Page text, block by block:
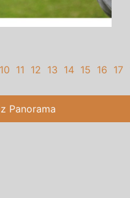
10 11 12 13 14 15 16 17
Panorama